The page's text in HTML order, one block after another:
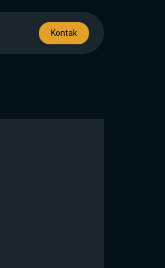
Kontak